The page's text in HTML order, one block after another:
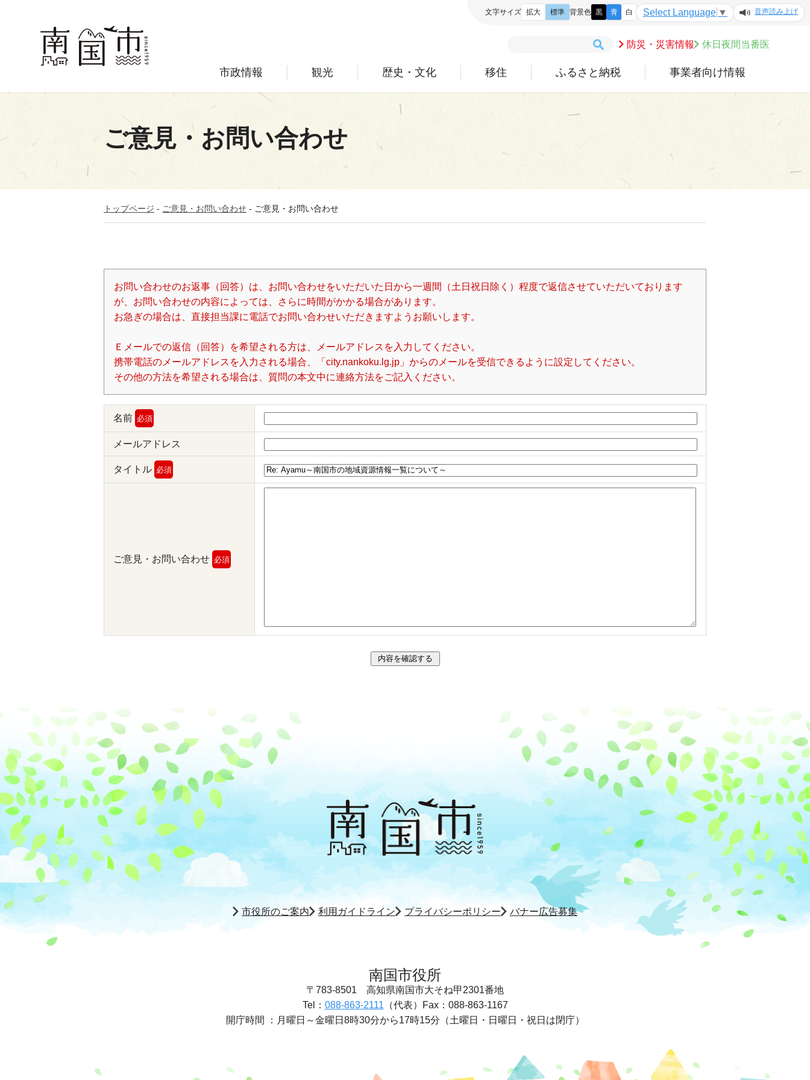
防災・災害情報 休日夜間当番医
市政情報 観光 歴史・文化 移住 ふるさと納税 事業者向け情報
文字サイズ 拡大 標準 背景色 黒 青 白 Select Language ▼ 音声読み上げ
ご意見・お問い合わせ
トップページ - ご意見・お問い合わせ - ご意見・お問い合わせ
お問い合わせのお返事（回答）は、お問い合わせをいただいた日から一週間（土日祝日除く）程度で返信させていただいております
が、お問い合わせの内容によっては、さらに時間がかかる場合があります。
お急ぎの場合は、直接担当課に電話でお問い合わせいただきますようお願いします。
Ｅメールでの返信（回答）を希望される方は、メールアドレスを入力してください。
携帯電話のメールアドレスを入力される場合、「city.nankoku.lg.jp」からのメールを受信できるように設定してください。
その他の方法を希望される場合は、質問の本文中に連絡方法をご記入ください。
名前 必須
メールアドレス
タイトル 必須
ご意見・お問い合わせ 必須
市役所のご案内 利用ガイドライン プライバシーポリシー バナー広告募集
南国市役所
〒783-8501 高知県南国市大そね甲2301番地
Tel： 088-863-2111 （代表）
Fax：088-863-1167
開庁時間 ： 月曜日～金曜日8時30分から17時15分 （土曜日・日曜日・祝日は閉庁）